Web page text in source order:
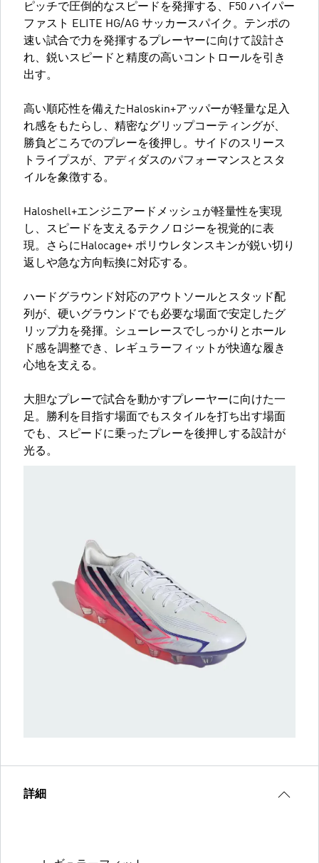
ピッチで圧倒的なスピードを発揮する、F50 ハイパー
ファスト ELITE HG/AG サッカースパイク。テンポの
速い試合で力を発揮するプレーヤーに向けて設計さ
れ、鋭いスピードと精度の高いコントロールを引き
出す。
高い順応性を備えたHaloskin+アッパーが軽量な足入
れ感をもたらし、精密なグリップコーティングが、
勝負どころでのプレーを後押し。サイドのスリース
トライプスが、アディダスのパフォーマンスとスタ
イルを象徴する。
Haloshell+エンジニアードメッシュが軽量性を実現
し、スピードを支えるテクノロジーを視覚的に表
現。さらにHalocage+ ポリウレタンスキンが鋭い切り
返しや急な方向転換に対応する。
ハードグラウンド対応のアウトソールとスタッド配
列が、硬いグラウンドでも必要な場面で安定したグ
リップ力を発揮。シューレースでしっかりとホール
ド感を調整でき、レギュラーフィットが快適な履き
心地を支える。
大胆なプレーで試合を動かすプレーヤーに向けた一
足。勝利を目指す場面でもスタイルを打ち出す場面
でも、スピードに乗ったプレーを後押しする設計が
光る。
詳細